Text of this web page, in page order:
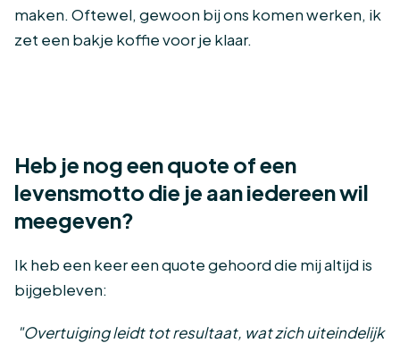
maken. Oftewel, gewoon bij ons komen werken, ik
zet een bakje koffie voor je klaar.
Heb je nog een quote of een
levensmotto die je aan iedereen wil
meegeven?
Ik heb een keer een quote gehoord die mij altijd is
bijgebleven:
"Overtuiging leidt tot resultaat, wat zich uiteindelijk